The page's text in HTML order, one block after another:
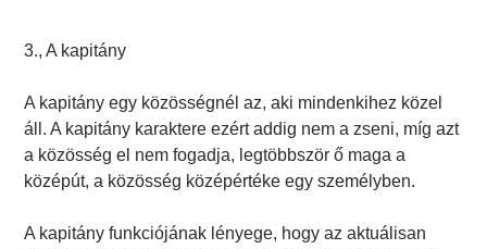
3., A kapitány
A kapitány egy közösségnél az, aki mindenkihez közel
áll. A kapitány karaktere ezért addig nem a zseni, míg azt
a közösség el nem fogadja, legtöbbször ő maga a
középút, a közösség középértéke egy személyben.
A kapitány funkciójának lényege, hogy az aktuálisan